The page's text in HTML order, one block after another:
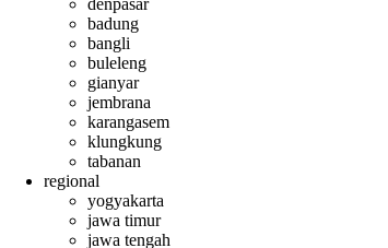
denpasar
badung
bangli
buleleng
gianyar
jembrana
karangasem
klungkung
tabanan
regional
yogyakarta
jawa timur
jawa tengah